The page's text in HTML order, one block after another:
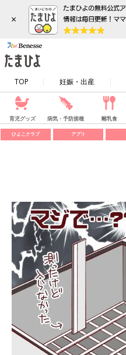
×
TOP 妊娠・出産
育児グッズ 病気・予防接種 離乳食
ひよこクラブ アプリ